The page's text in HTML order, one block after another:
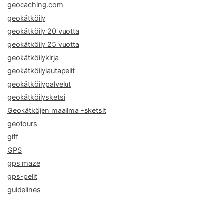
geocaching.com
geokätköily
geokätköily 20 vuotta
geokätköily 25 vuotta
geokätköilykirja
geokätköilylautapelit
geokätköilypalvelut
geokätköilysketsi
Geokätköjen maailma -sketsit
geotours
giff
GPS
gps maze
gps-pelit
guidelines